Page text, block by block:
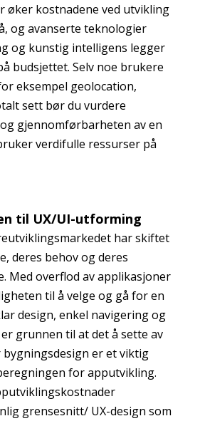
øker kostnadene ved utvikling
og avanserte teknologier
og kunstig intelligens legger
budsjettet. Selv noe brukere
eksempel geolocation,
sett bør du vurdere
gjennomførbarheten av en
verdifulle ressurser på
til UX/UI-utforming
har skiftet
deres behov og deres
Med overflod av applikasjoner
til å velge og gå for en
design, enkel navigering og
grunnen til at det å sette av
er et viktig
for apputvikling.
grensesnitt/ UX-design som